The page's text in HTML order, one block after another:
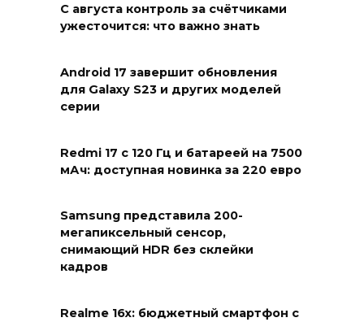
С августа контроль за счётчиками
ужесточится: что важно знать
Android 17 завершит обновления
для Galaxy S23 и других моделей
серии
Redmi 17 с 120 Гц и батареей на 7500
мАч: доступная новинка за 220 евро
Samsung представила 200-
мегапиксельный сенсор,
снимающий HDR без склейки
кадров
Realme 16x: бюджетный смартфон с